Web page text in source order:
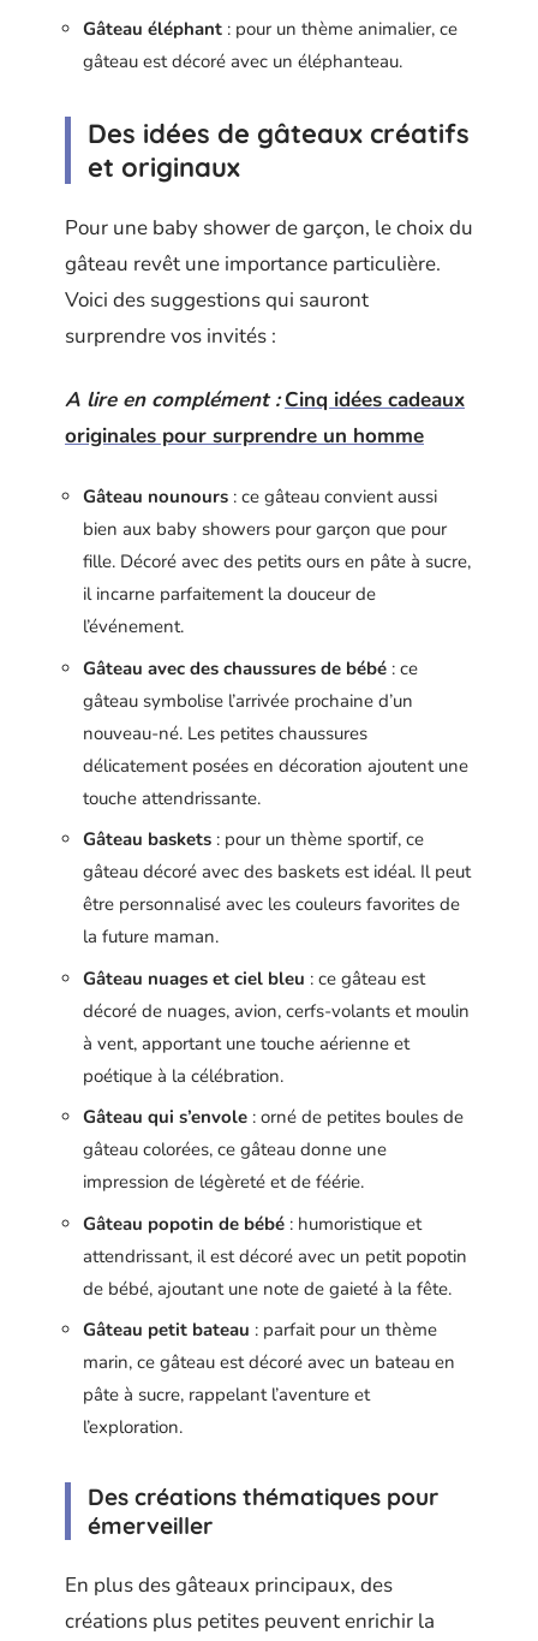
Gâteau éléphant : pour un thème animalier, ce
gâteau est décoré avec un éléphanteau.
Des idées de gâteaux créatifs
et originaux
Pour une baby shower de garçon, le choix du
gâteau revêt une importance particulière.
Voici des suggestions qui sauront
surprendre vos invités :
A lire en complément : Cinq idées cadeaux
originales pour surprendre un homme
Gâteau nounours : ce gâteau convient aussi
bien aux baby showers pour garçon que pour
fille. Décoré avec des petits ours en pâte à sucre,
il incarne parfaitement la douceur de
l’événement.
Gâteau avec des chaussures de bébé : ce
gâteau symbolise l’arrivée prochaine d’un
nouveau-né. Les petites chaussures
délicatement posées en décoration ajoutent une
touche attendrissante.
Gâteau baskets : pour un thème sportif, ce
gâteau décoré avec des baskets est idéal. Il peut
être personnalisé avec les couleurs favorites de
la future maman.
Gâteau nuages et ciel bleu : ce gâteau est
décoré de nuages, avion, cerfs-volants et moulin
à vent, apportant une touche aérienne et
poétique à la célébration.
Gâteau qui s’envole : orné de petites boules de
gâteau colorées, ce gâteau donne une
impression de légèreté et de féérie.
Gâteau popotin de bébé : humoristique et
attendrissant, il est décoré avec un petit popotin
de bébé, ajoutant une note de gaieté à la fête.
Gâteau petit bateau : parfait pour un thème
marin, ce gâteau est décoré avec un bateau en
pâte à sucre, rappelant l’aventure et
l’exploration.
Des créations thématiques pour
émerveiller
En plus des gâteaux principaux, des
créations plus petites peuvent enrichir la